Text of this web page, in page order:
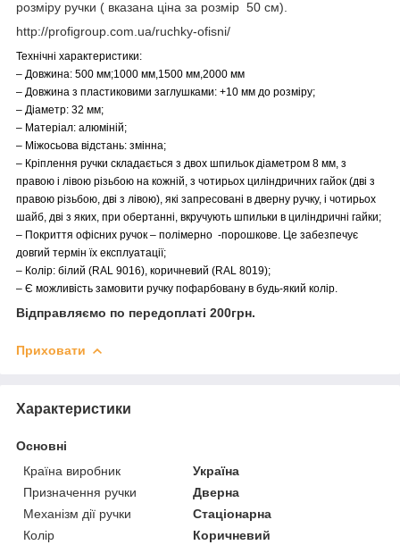
розміру ручки ( вказана ціна за розмір 50 см).
http://profigroup.com.ua/ruchky-ofisni/
Технічні характеристики:
– Довжина: 500 мм;1000 мм,1500 мм,2000 мм
– Довжина з пластиковими заглушками: +10 мм до розміру;
– Діаметр: 32 мм;
– Матеріал: алюміній;
– Міжосьова відстань: змінна;
– Кріплення ручки складається з двох шпильок діаметром 8 мм, з
правою і лівою різьбою на кожній, з чотирьох циліндричних гайок (дві з
правою різьбою, дві з лівою), які запресовані в дверну ручку, і чотирьох
шайб, дві з яких, при обертанні, вкручують шпильки в циліндричні гайки;
– Покриття офісних ручок – полімерно -порошкове. Це забезпечує
довгий термін їх експлуатації;
– Колір: білий (RAL 9016), коричневий (RAL 8019);
– Є можливість замовити ручку пофарбовану в будь-який колір.
Відправляємо по передоплаті 200грн.
Приховати
Характеристики
Основні
Країна виробник
Україна
Призначення ручки
Дверна
Механізм дії ручки
Стаціонарна
Колір
Коричневий